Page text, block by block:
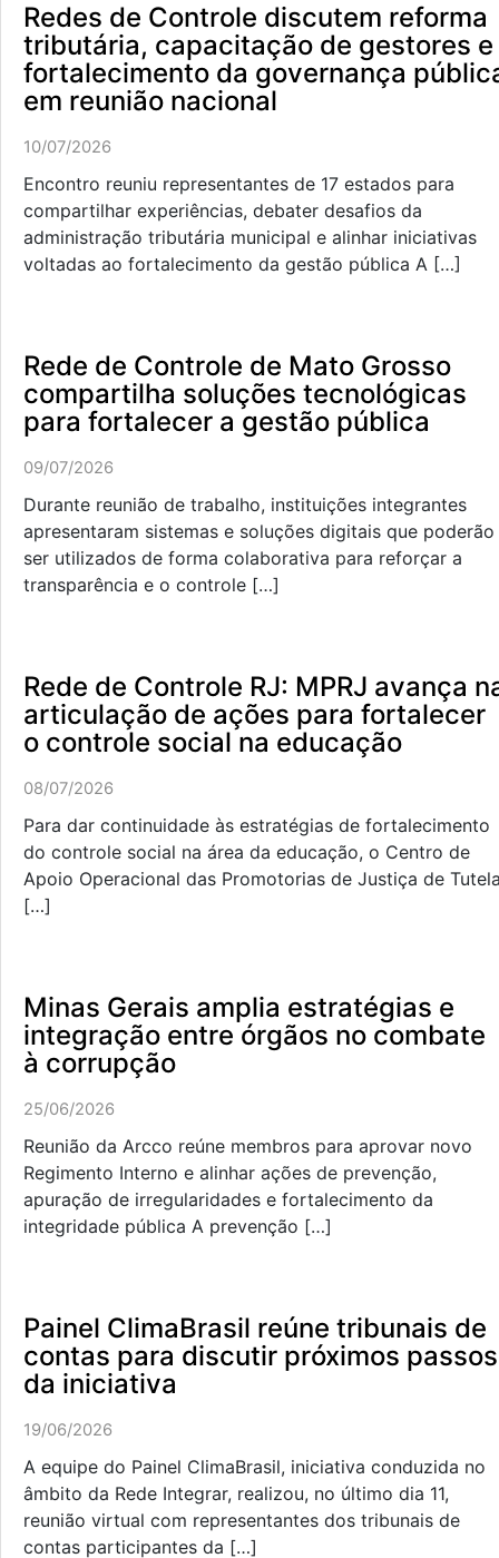
Redes de Controle discutem reforma
tributária, capacitação de gestores e
fortalecimento da governança
em reunião nacional
10/07/2026
Encontro reuniu representantes de 17 estados para
compartilhar experiências, debater desafios da
administração tributária municipal e alinhar iniciativas
voltadas ao fortalecimento da gestão pública A […]
Rede de Controle de Mato Grosso
compartilha soluções tecnológicas
para fortalecer a gestão pública
09/07/2026
Durante reunião de trabalho, instituições integrantes
apresentaram sistemas e soluções digitais que poderão
ser utilizados de forma colaborativa para reforçar a
transparência e o controle […]
Rede de Controle RJ: MPRJ avança
articulação de ações para fortalecer
o controle social na educação
08/07/2026
Para dar continuidade às estratégias de fortalecimento
do controle social na área da educação, o Centro de
Apoio Operacional das Promotorias de Justiça de
[…]
Minas Gerais amplia estratégias e
integração entre órgãos no combate
à corrupção
25/06/2026
Reunião da Arcco reúne membros para aprovar novo
Regimento Interno e alinhar ações de prevenção,
apuração de irregularidades e fortalecimento da
integridade pública A prevenção […]
Painel ClimaBrasil reúne tribunais de
contas para discutir próximos passos
da iniciativa
19/06/2026
A equipe do Painel ClimaBrasil, iniciativa conduzida no
âmbito da Rede Integrar, realizou, no último dia 11,
reunião virtual com representantes dos tribunais de
contas participantes da […]